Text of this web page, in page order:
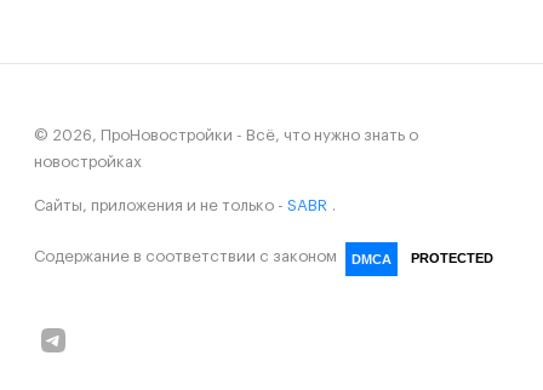
© 2026, ПроНовостройки - Всё, что нужно знать о
новостройках
Сайты, приложения и не только - SABR
Содержание в соответствии с законом DMCA PROTECTED